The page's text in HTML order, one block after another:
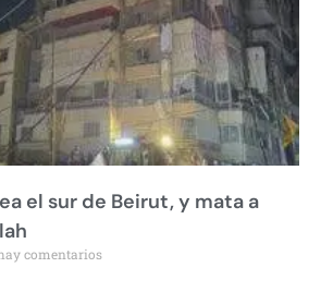
el sur de Beirut, y mata a
comentarios